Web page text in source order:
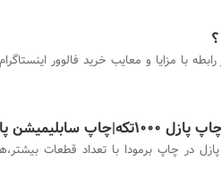
با مزایا و معایب خرید فالوور
پازل
در چاپ برمودا با تعداد قطعات